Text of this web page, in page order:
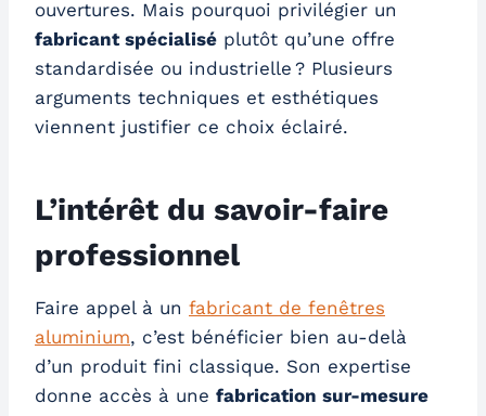
ouvertures. Mais pourquoi privilégier un
fabricant spécialisé plutôt qu’une offre
standardisée ou industrielle ? Plusieurs
arguments techniques et esthétiques
viennent justifier ce choix éclairé.
L’intérêt du savoir-faire
professionnel
Faire appel à un fabricant de fenêtres
aluminium, c’est bénéficier bien au-delà
d’un produit fini classique. Son expertise
donne accès à une fabrication sur-mesure